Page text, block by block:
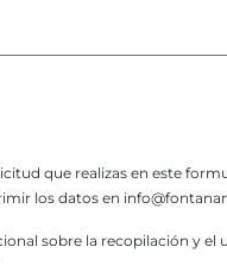
que realizas en este
los datos en
sobre la recopilación y